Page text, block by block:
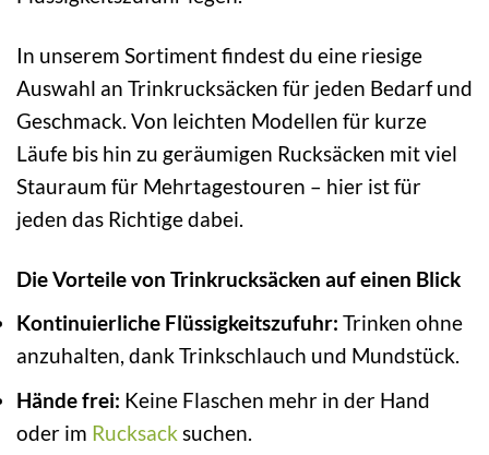
In unserem Sortiment findest du eine riesige
Auswahl an Trinkrucksäcken für jeden Bedarf und
Geschmack. Von leichten Modellen für kurze
Läufe bis hin zu geräumigen Rucksäcken mit viel
Stauraum für Mehrtagestouren – hier ist für
jeden das Richtige dabei.
Die Vorteile von Trinkrucksäcken auf einen Blick
Kontinuierliche Flüssigkeitszufuhr: Trinken ohne
anzuhalten, dank Trinkschlauch und Mundstück.
Hände frei: Keine Flaschen mehr in der Hand
oder im Rucksack suchen.